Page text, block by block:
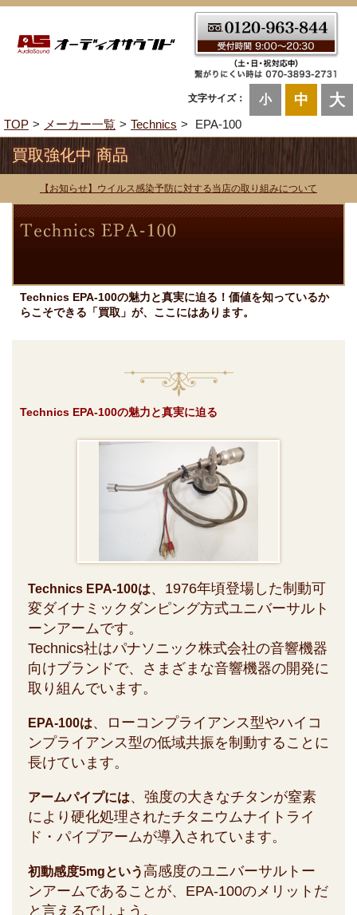
文字サイズ： 小 中 大
TOP メーカー一覧 Technics EPA-100
買取強化中 商品
【お知らせ】ウイルス感染予防に対する当店の取り組みについて
Technics EPA-100の魅力と真実に迫る！価値を知っているか
らこそできる「買取」が、ここにはあります。
Technics EPA-100の魅力と真実に迫る
Technics EPA-100は、1976年頃登場した制動可
変ダイナミックダンピング方式ユニバーサルト
ーンアームです。
Technics社はパナソニック株式会社の音響機器
向けブランドで、さまざまな音響機器の開発に
取り組んでいます。
EPA-100は、ローコンプライアンス型やハイコ
ンプライアンス型の低域共振を制動することに
長けています。
アームパイプには、強度の大きなチタンが窒素
により硬化処理されたチタニウムナイトライ
ド・パイプアームが導入されています。
初動感度5mgという 高感度のユニバーサルトー
ンアームであることが、EPA-100のメリットだ
と言えるでしょう。